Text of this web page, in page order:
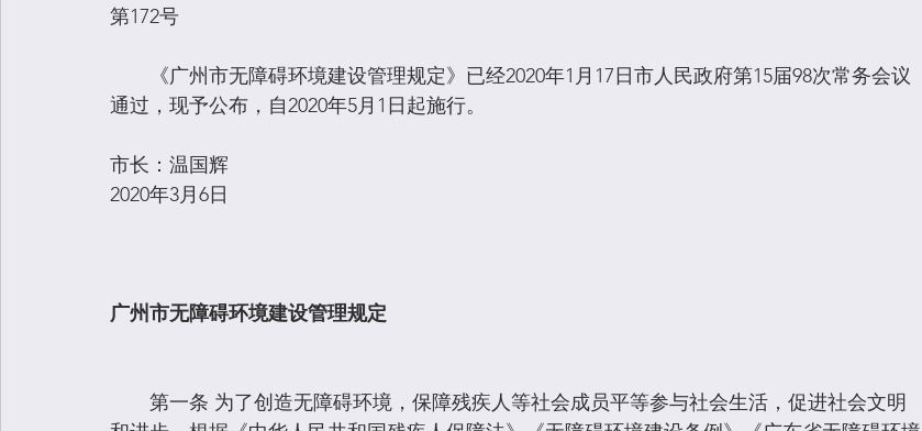
第172号
《广州市无障碍环境建设管理规定》已经2020年1月17日市人民政府第15届98次常务会议
通过，现予公布，自2020年5月1日起施行。
市长：温国辉
2020年3月6日
广州市无障碍环境建设管理规定
第一条 为了创造无障碍环境，保障残疾人等社会成员平等参与社会生活，促进社会文明